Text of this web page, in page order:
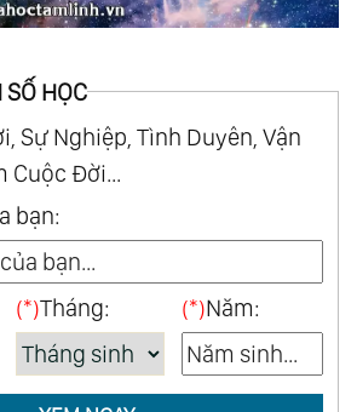
HỌC
Sự Nghiệp, Tình Duyên, Vận
Cuộc Đời...
bạn:
(*)Tháng: (*)Năm: